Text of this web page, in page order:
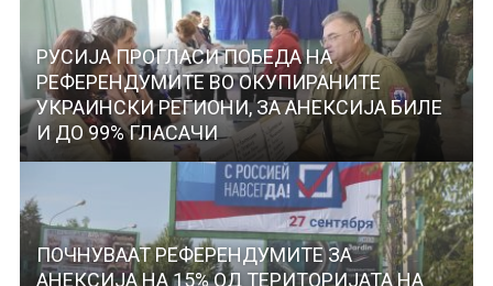
РУСИЈА ПРОГЛАСИ ПОБЕДА НА
РЕФЕРЕНДУМИТЕ ВО ОКУПИРАНИТЕ
УКРАИНСКИ РЕГИОНИ, ЗА АНЕКСИЈА БИЛЕ
И ДО 99% ГЛАСАЧИ
ПОЧНУВААТ РЕФЕРЕНДУМИТЕ ЗА
АНЕКСИЈА НА 15% ОД ТЕРИТОРИЈАТА НА